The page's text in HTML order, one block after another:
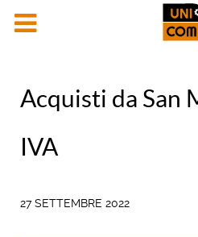
Acquisti da San
IVA
27 SETTEMBRE 2022